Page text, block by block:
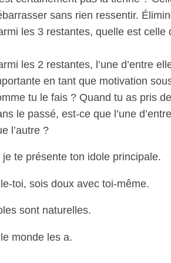
sans rien ressentir.
les 3 restantes, quelle est celle
les 2 restantes, l’une d’entre
en tant que motivation
tu le fais ? Quand tu as pris
le passé, est-ce que l’une
l’autre ?
je te présente ton idole principale.
toi, sois doux avec toi-même.
sont naturelles.
monde les a.